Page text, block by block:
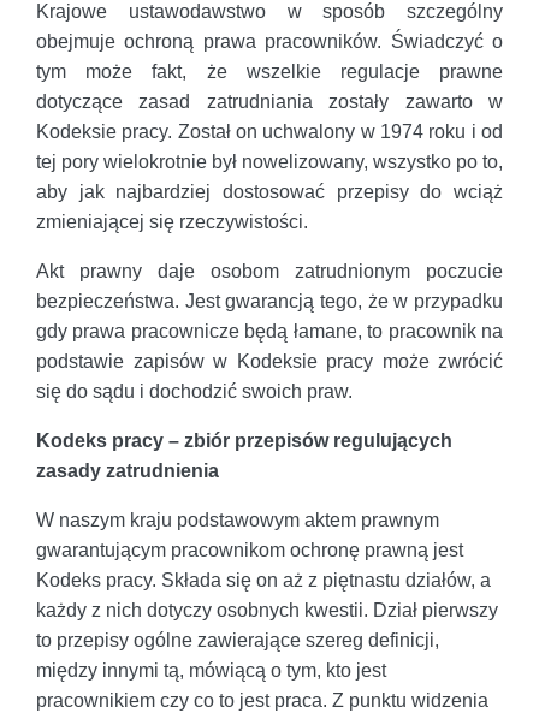
Krajowe ustawodawstwo w sposób szczególny
obejmuje ochroną prawa pracowników. Świadczyć o
tym może fakt, że wszelkie regulacje prawne
dotyczące zasad zatrudniania zostały zawarto w
Kodeksie pracy. Został on uchwalony w 1974 roku i od
tej pory wielokrotnie był nowelizowany, wszystko po to,
aby jak najbardziej dostosować przepisy do wciąż
zmieniającej się rzeczywistości.
Akt prawny daje osobom zatrudnionym poczucie
bezpieczeństwa. Jest gwarancją tego, że w przypadku
gdy prawa pracownicze będą łamane, to pracownik na
podstawie zapisów w Kodeksie pracy może zwrócić
się do sądu i dochodzić swoich praw.
Kodeks pracy – zbiór przepisów regulujących
zasady zatrudnienia
W naszym kraju podstawowym aktem prawnym
gwarantującym pracownikom ochronę prawną jest
Kodeks pracy. Składa się on aż z piętnastu działów, a
każdy z nich dotyczy osobnych kwestii. Dział pierwszy
to przepisy ogólne zawierające szereg definicji,
między innymi tą, mówiącą o tym, kto jest
pracownikiem czy co to jest praca. Z punktu widzenia